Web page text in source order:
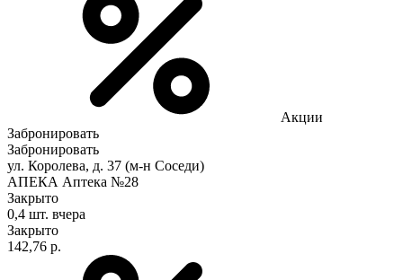
Акции
Забронировать
Забронировать
ул. Королева, д. 37 (м-н Соседи)
АПЕКА Аптека №28
Закрыто
0,4 шт. вчера
Закрыто
142,76 р.